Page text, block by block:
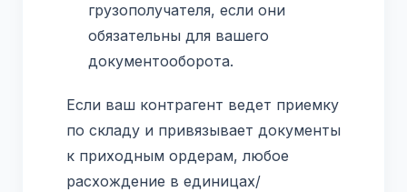
грузополучателя, если они
обязательны для вашего
документооборота.
Если ваш контрагент ведет приемку
по складу и привязывает документы
к приходным ордерам, любое
расхождение в единицах/